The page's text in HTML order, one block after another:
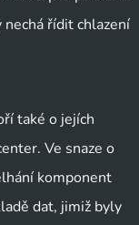
řídit chlazení
také o jejích
Ve snaze o
komponent
dat, jimiž byly